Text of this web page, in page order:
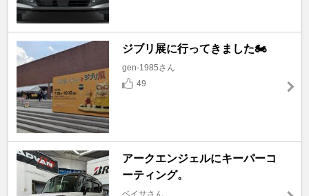
ジブリ展に行ってきました🏍️
gen-1985さん
49
アークエンジェルにキーパーコ
ーティング。
ベイサさん